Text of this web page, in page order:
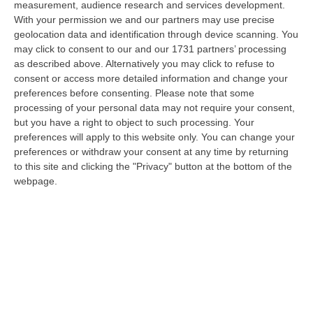
measurement, audience research and services development.
With your permission we and our partners may use precise
geolocation data and identification through device scanning. You
may click to consent to our and our 1731 partners’ processing
as described above. Alternatively you may click to refuse to
consent or access more detailed information and change your
preferences before consenting.
Please note that some
processing of your personal data may not require your consent,
but you have a right to object to such processing. Your
preferences will apply to this website only. You can change your
preferences or withdraw your consent at any time by returning
to this site and clicking the "Privacy" button at the bottom of the
webpage.
05 Agosto, 22:07
Ciclovia Dei Parchi Della Calabria: Al Via La Messa In Sicurezza
Del Tratto Fabrizia – Serra San Bruno
“SERRA SAN BRUNO Partono i lavori di riqualificazione e miglioramento
della sicurezza lungo la Ciclovia dei Parchi della Calabria, concentra…
05 Agosto, 21:56
Tari, Senese: «Rendere Efficiente Il Sistema Per Ridurre I Costi
Per I Cittadini E Aumentare I Salari»
“CATANZARO A Lamezia Terme la Tari aumenta del 6,2% per le famiglie e
del 17% per le imprese; a Crotone del 6,9%; a Catanzaro dell’1,63%. A…